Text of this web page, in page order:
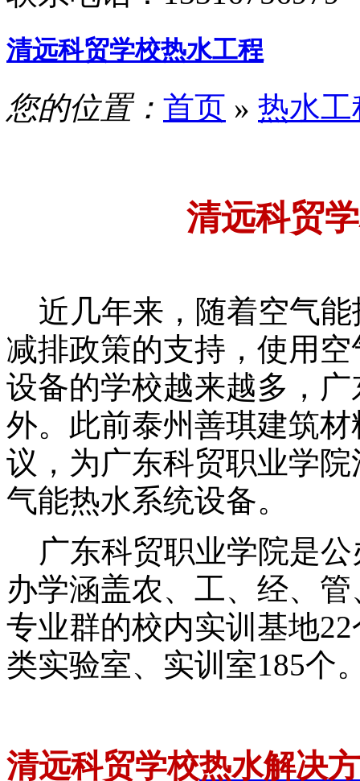
清远科贸学校热水工程
您的位置： 首页 » 热水
清远科贸
近几年来，随着空气能
减排政策的支持，使用
设备的学校越来越多，
外。此前泰州善琪建筑
议，为广东科贸职业学
气能热水系统设备。
广东科贸职业学院是
办学涵盖农、工、经、
专业群的校内实训基地
类实验室、实训室185个
清远科贸学校热水解决